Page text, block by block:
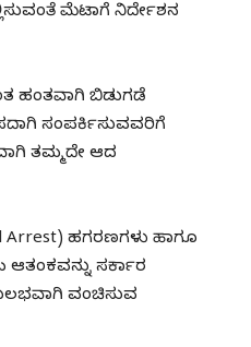
ಮೆಟಾಗೆ ನಿರ್ದೇಶನ
ಹಂತವಾಗಿ ಬಿಡುಗಡೆ
ಸಂಪರ್ಕಿಸುವವರಿಗೆ
ತಮ್ಮದೇ ಆದ
ಹಗರಣಗಳು ಹಾಗೂ
ಸರ್ಕಾರ
ವಂಚಿಸುವ